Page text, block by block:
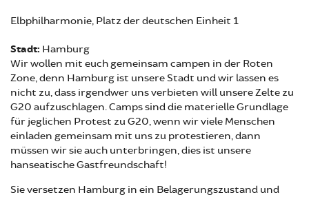
Elbphilharmonie, Platz der deutschen Einheit 1
Stadt: Hamburg
Wir wollen mit euch gemeinsam campen in der Roten
Zone, denn Hamburg ist unsere Stadt und wir lassen es
nicht zu, dass irgendwer uns verbieten will unsere Zelte zu
G20 aufzuschlagen. Camps sind die materielle Grundlage
für jeglichen Protest zu G20, wenn wir viele Menschen
einladen gemeinsam mit uns zu protestieren, dann
müssen wir sie auch unterbringen, dies ist unsere
hanseatische Gastfreundschaft!
Sie versetzen Hamburg in ein Belagerungszustand und